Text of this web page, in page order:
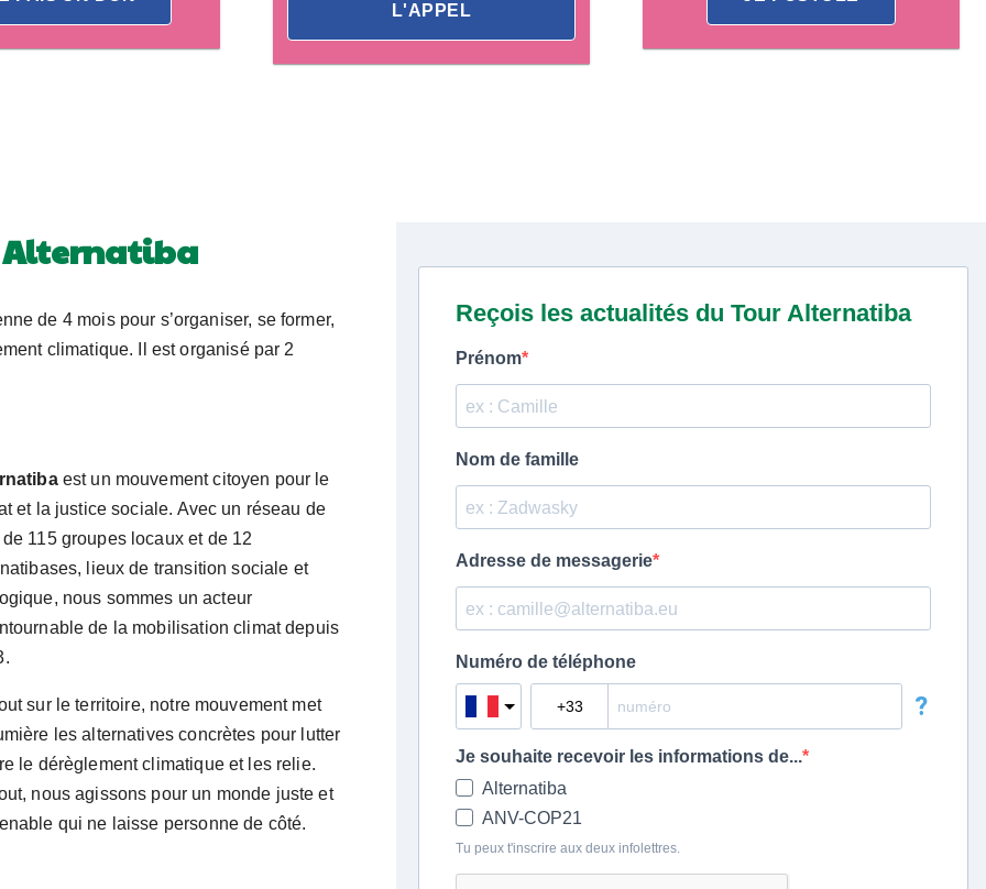
L'APPEL
Alternatiba
de 4 mois pour s’organiser, se former,
climatique. Il est organisé par 2
est un mouvement citoyen pour le
et la justice sociale. Avec un réseau de
115 groupes locaux et de 12
lieux de transition sociale et
nous sommes un acteur
de la mobilisation climat depuis
sur le territoire, notre mouvement met
les alternatives concrètes pour lutter
le dérèglement climatique et les relie.
nous agissons pour un monde juste et
qui ne laisse personne de côté.